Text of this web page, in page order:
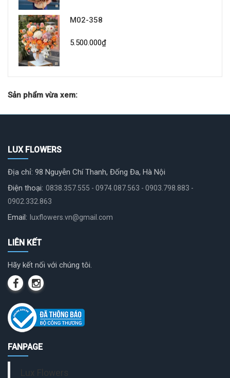
M02-358
5.500.000₫
Sản phẩm vừa xem:
LUX FLOWERS
Địa chỉ: 98 Nguyễn Chí Thanh, Đống Đa, Hà Nội
Điện thoại: 0838.357.555 - 0974.087.563 - 0903.798.883 -
0902.332.863
Email: luxflowers.vn@gmail.com
LIÊN KẾT
Hãy kết nối với chúng tôi.
FANPAGE
Lux Flowers